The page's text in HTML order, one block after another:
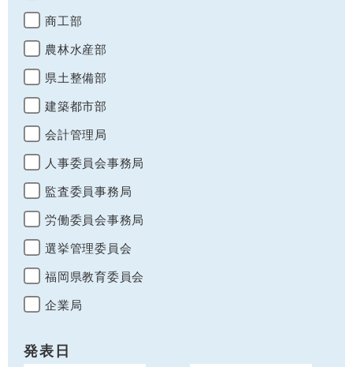
商工部
農林水産部
県土整備部
建築都市部
会計管理局
人事委員会事務局
監査委員事務局
労働委員会事務局
選挙管理委員会
福岡県教育委員会
企業局
発表日